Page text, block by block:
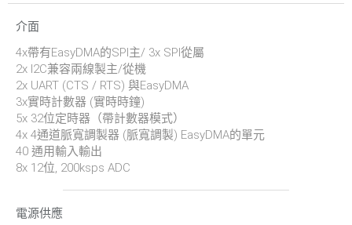
介面
4x帶有EasyDMA的SPI主/ 3x SPI從屬
2x I2C兼容兩線製主/從機
2x UART (CTS / RTS) 與EasyDMA
3x實時計數器 (實時時鐘)
5x 32位定時器（帶計數器模式）
4x 4通道脈寬調製器 (脈寬調製) EasyDMA的單元
40 通用輸入輸出
8x 12位, 200ksps ADC
電源供應